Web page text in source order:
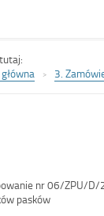
3.
nr 06/ZPU/D/
pasków